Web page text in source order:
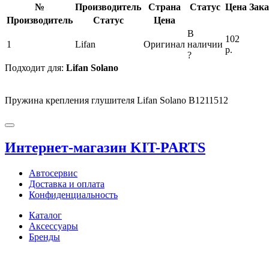
№
Производитель Страна Статус Цена
Производитель
Статус Цена
1 Lifan Оригинал
В
наличии
?
102
р.
Подходит для: Lifan Solano
Пружина крепления глушителя Lifan Solano B1211512
Интернет-магазин KIT-PARTS
Автосервис
Доставка и оплата
Конфиденциальность
Каталог
Аксессуары
Бренды